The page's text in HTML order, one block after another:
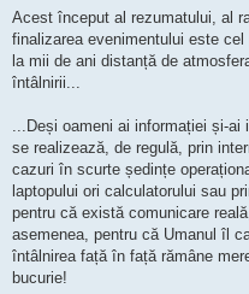
Acest început al rezumatului, al
finalizarea evenimentului este
la mii de ani distanță de
întâlnirii...
...Deși oameni ai informației și-ai
se realizează, de regulă, prin
cazuri în scurte ședințe
laptopului ori calculatorului sau
pentru că există comunicare
asemenea, pentru că Umanul îl
întâlnirea față în față rămâne
bucurie!